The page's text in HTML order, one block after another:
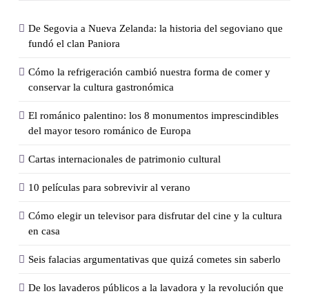
De Segovia a Nueva Zelanda: la historia del segoviano que
fundó el clan Paniora
Cómo la refrigeración cambió nuestra forma de comer y
conservar la cultura gastronómica
El románico palentino: los 8 monumentos imprescindibles
del mayor tesoro románico de Europa
Cartas internacionales de patrimonio cultural
10 películas para sobrevivir al verano
Cómo elegir un televisor para disfrutar del cine y la cultura
en casa
Seis falacias argumentativas que quizá cometes sin saberlo
De los lavaderos públicos a la lavadora y la revolución que